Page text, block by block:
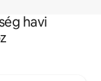
havi